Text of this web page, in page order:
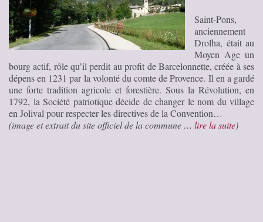
Saint-Pons,
anciennement
Drolha, était au
Moyen Age un
bourg actif, rôle qu’il perdit au profit de Barcelonnette, créée à ses
dépens en 1231 par la volonté du comte de Provence. Il en a gardé
une forte tradition agricole et forestière. Sous la Révolution, en
1792, la Société patriotique décide de changer le nom du village
en Jolival pour respecter les directives de la Convention…
(image et extrait du site officiel de la commune … lire la suite)